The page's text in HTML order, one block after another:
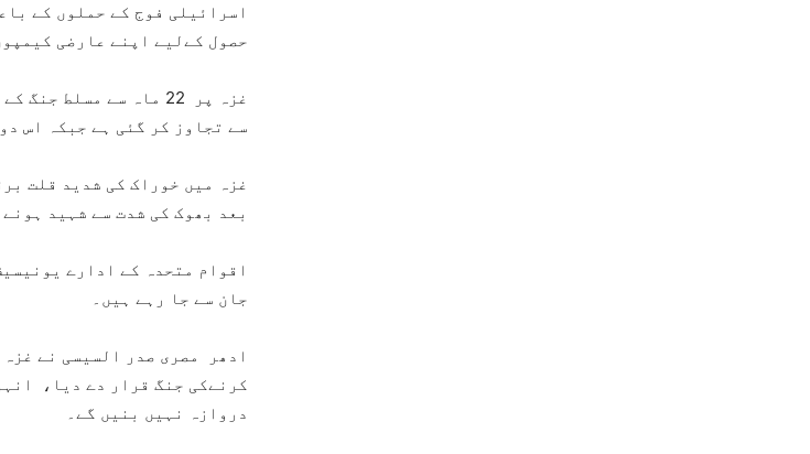
حصول کےلیے اپنے عارضی
سے تجاوز کر گئی ہے جبکہ اس دوران ایک لاکھ 50 ہزار
بعد بھوک کی شدت سے شہید ہونے والے
جان سے جا رہے ہیں۔
ادھر مصری صدر السیسی نے
کرنےکی جنگ قرار دے دیا،
دروازہ نہیں بنیں گے۔